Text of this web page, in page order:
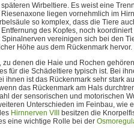
Wirbeltiere. Es weist eine
liegen vornehmlich im
so komplex, dass die Tiere
des Kopfes, noch
vereinigen sich bei den
Höhe aus dem Rückenmark hervor.
denen die Haie und Rochen
für die Schädeltiere typisch ist. Bei
ihnen ist das Rückenmark sehr stark
das Rückenmark am Hals
der sensorischen und motorischen
Unterschieden im Feinbau, wie
Hirnnerven VIII
besitzen die
eine wichtige Rolle bei der